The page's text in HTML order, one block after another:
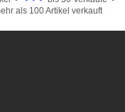
als 100 Artikel verkauft